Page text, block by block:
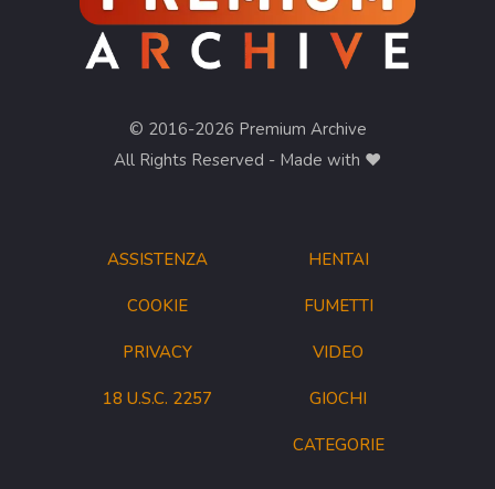
ASSISTENZA
COOKIE
PRIVACY
18 U.S.C. 2257
© 2016-2026 Premium Archive
All Rights Reserved - Made with ❤︎
HENTAI
FUMETTI
VIDEO
GIOCHI
CATEGORIE